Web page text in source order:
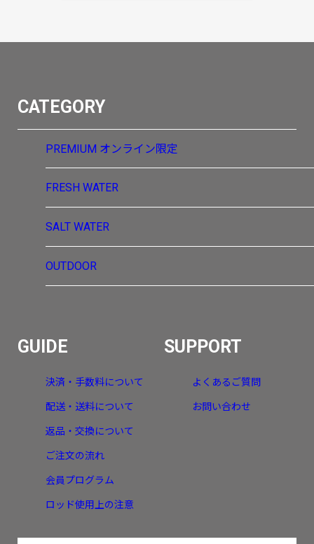
CATEGORY
PREMIUM オンライン限定
FRESH WATER
SALT WATER
OUTDOOR
GUIDE
決済・手数料について
配送・送料について
返品・交換について
ご注文の流れ
会員プログラム
ロッド使用上の注意
SUPPORT
よくあるご質問
お問い合わせ